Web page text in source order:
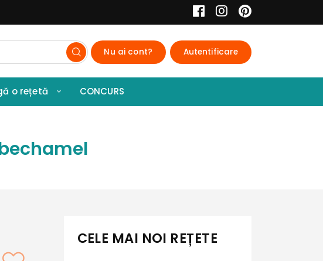
Nu ai cont? Autentificare
o rețetă CONCURS
CELE MAI NOI REȚETE